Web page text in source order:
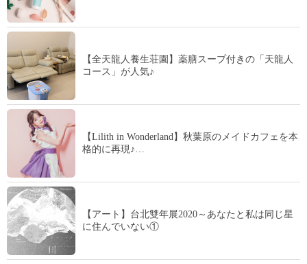
【全天龍人養生荘園】薬膳スープ付きの「天龍人
コース」が人気♪
【Lilith in Wonderland】秋葉原のメイドカフェを本
格的に再現♪…
【アート】台北雙年展2020～あなたと私は同じ星
に住んでいない①